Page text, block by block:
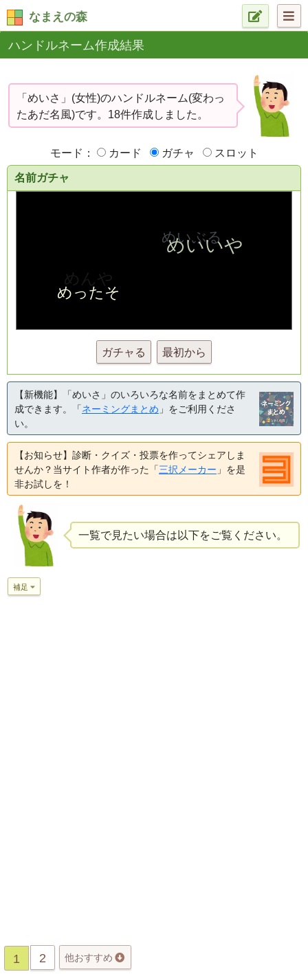
なまえの森
ハンドルネーム作成結果
「めいさ」(女性)のハンドルネーム(変わっ
たあだ名風)です。18件作成しました。
モード： カード ガチャ スロット
名前ガチャ
ガチャる 最初から
【新機能】「めいさ」のいろいろな名前をまとめて作
成できます。「ネーミングまとめ 」をご利用くださ
い。
【お知らせ】診断・クイズ・投票を作ってシェアしま
せんか？当サイト作者が作った「三択メーカー 」を是
非お試しを！
一覧で見たい場合は以下をご覧ください。
補足
1 2 他おすすめ